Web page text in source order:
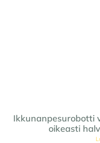
Ikkunanpesurobotti
oikeasti